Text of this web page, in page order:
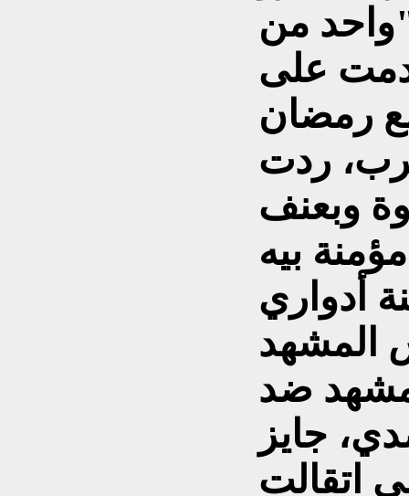
"واحد من
على
رمضان
ردت
وبعنف
بيه
بقالي 15 سنة أدواري
المشهد
ضد
جايز
اتقالت